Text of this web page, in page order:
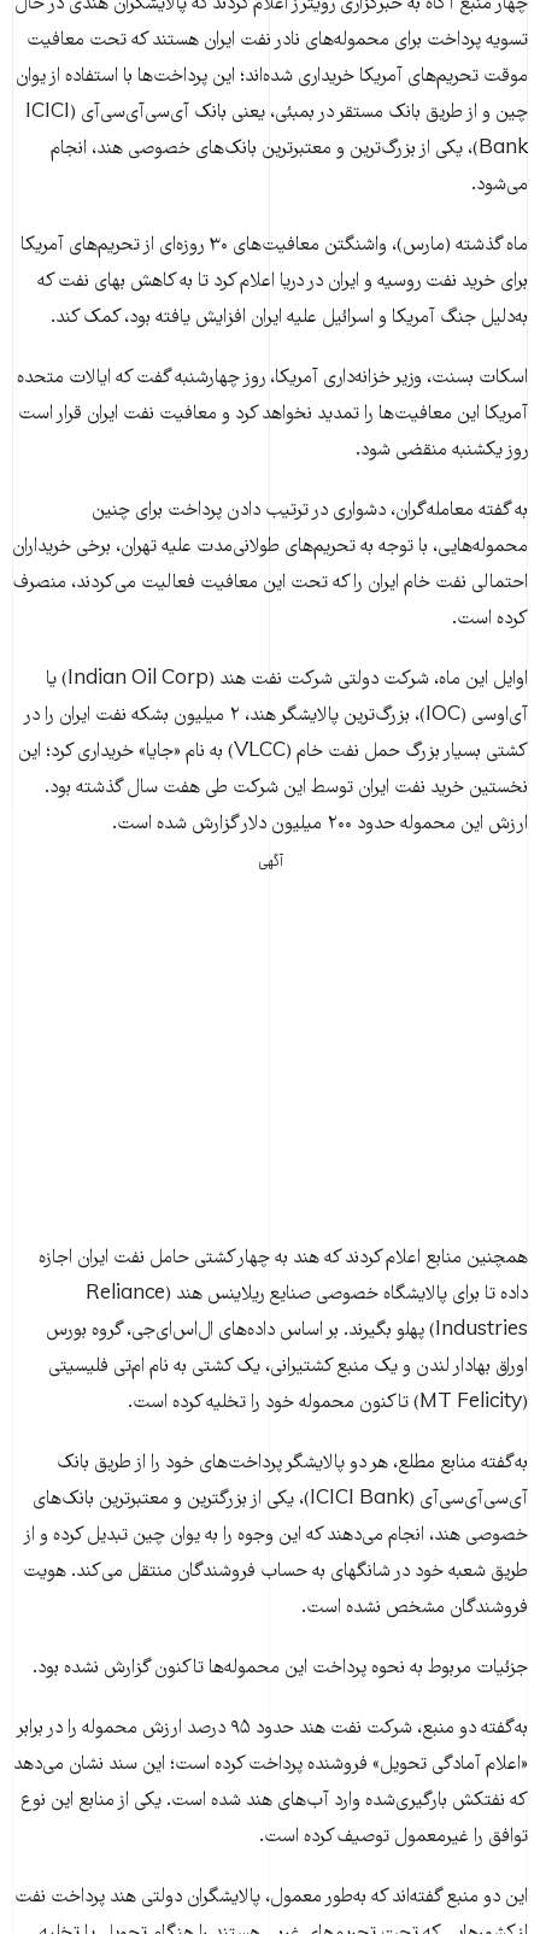
تسویه پرداخت برای محموله‌های نادر نفت ایران هستند که تحت معافیت
موقت تحریم‌های آمریکا خریداری شده‌اند؛ این پرداخت‌ها با استفاده از یوان
چین و از طریق بانک مستقر در بمبئی، یعنی بانک آی‌سی‌آی‌سی‌آی (ICICI
Bank)، یکی از بزرگ‌ترین و معتبرترین بانک‌های خصوصی هند، انجام
می‌شود.
ماه گذشته (مارس)، واشنگتن معافیت‌های ۳۰ روزه‌ای از تحریم‌های آمریکا
برای خرید نفت روسیه و ایران در دریا اعلام کرد تا به کاهش بهای نفت که
به‌دلیل جنگ آمریکا و اسرائیل علیه ایران افزایش یافته بود، کمک کند.
اسکات بسنت، وزیر خزانه‌داری آمریکا، روز چهارشنبه گفت که ایالات متحده
آمریکا این معافیت‌ها را تمدید نخواهد کرد و معافیت نفت ایران قرار است
روز یکشنبه منقضی شود.
به گفته معامله‌گران، دشواری در ترتیب دادن پرداخت برای چنین
محموله‌هایی، با توجه به تحریم‌های طولانی‌مدت علیه تهران، برخی خریداران
احتمالی نفت خام ایران را که تحت این معافیت فعالیت می‌کردند، منصرف
کرده است.
اوایل این ماه، شرکت دولتی شرکت نفت هند (Indian Oil Corp) یا
آی‌او‌سی (IOC)، بزرگ‌ترین پالایشگر هند، ۲ میلیون بشکه نفت ایران را در
کشتی بسیار بزرگ حمل نفت خام (VLCC) به نام «جایا» خریداری کرد؛ این
نخستین خرید نفت ایران توسط این شرکت طی هفت سال گذشته بود.
ارزش این محموله حدود ۲۰۰ میلیون دلار گزارش شده است.
آگهی
همچنین منابع اعلام کردند که هند به چهار کشتی حامل نفت ایران اجازه
داده تا برای پالایشگاه خصوصی صنایع ریلاینس هند (Reliance
Industries) پهلو بگیرند. بر اساس داده‌های ال‌اس‌ای‌جی، گروه بورس
اوراق بهادار لندن و یک منبع کشتیرانی، یک کشتی به نام ام‌تی فلیسیتی
(MT Felicity) تاکنون محموله خود را تخلیه کرده است.
به‌گفته منابع مطلع، هر دو پالایشگر پرداخت‌های خود را از طریق بانک
آی‌سی‌آی‌سی‌آی (ICICI Bank)، یکی از بزرگترین و معتبرترین بانک‌های
خصوصی هند، انجام می‌دهند که این وجوه را به یوان چین تبدیل کرده و از
طریق شعبه خود در شانگهای به حساب فروشندگان منتقل می‌کند. هویت
فروشندگان مشخص نشده است.
جزئیات مربوط به نحوه پرداخت این محموله‌ها تاکنون گزارش نشده بود.
به‌گفته دو منبع، شرکت نفت هند حدود ۹۵ درصد ارزش محموله را در برابر
«اعلام آمادگی تحویل» فروشنده پرداخت کرده است؛ این سند نشان می‌دهد
که نفتکش بارگیری‌شده وارد آب‌های هند شده است. یکی از منابع این نوع
توافق را غیرمعمول توصیف کرده است.
این دو منبع گفته‌اند که به‌طور معمول، پالایشگران دولتی هند پرداخت نفت